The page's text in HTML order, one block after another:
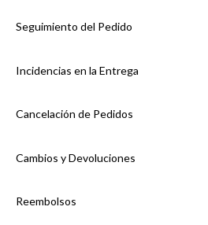
Seguimiento del Pedido
Incidencias en la Entrega
Cancelación de Pedidos
Cambios y Devoluciones
Reembolsos